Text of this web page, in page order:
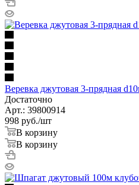
Веревка джутовая 3-прядная
Достаточно
Арт.: 39800914
998 руб./шт
В корзину
В корзину